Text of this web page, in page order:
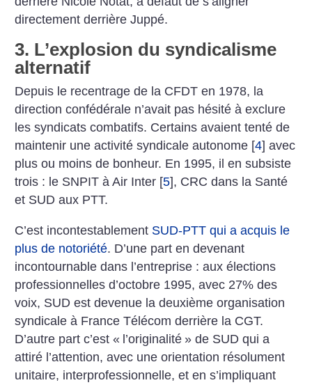
directement derrière Juppé.
3. L’explosion du syndicalisme
alternatif
Depuis le recentrage de la CFDT en 1978, la
direction confédérale n’avait pas hésité à exclure
les syndicats combatifs. Certains avaient tenté de
maintenir une activité syndicale autonome [4] avec
plus ou moins de bonheur. En 1995, il en subsiste
trois : le SNPIT à Air Inter [5], CRC dans la Santé
et SUD aux PTT.
C’est incontestablement SUD-PTT qui a acquis le
plus de notoriété. D’une part en devenant
incontournable dans l’entreprise : aux élections
professionnelles d’octobre 1995, avec 27% des
voix, SUD est devenue la deuxième organisation
syndicale à France Télécom derrière la CGT.
D’autre part c’est « l’originalité » de SUD qui a
attiré l’attention, avec une orientation résolument
unitaire, interprofessionnelle, et en s’impliquant